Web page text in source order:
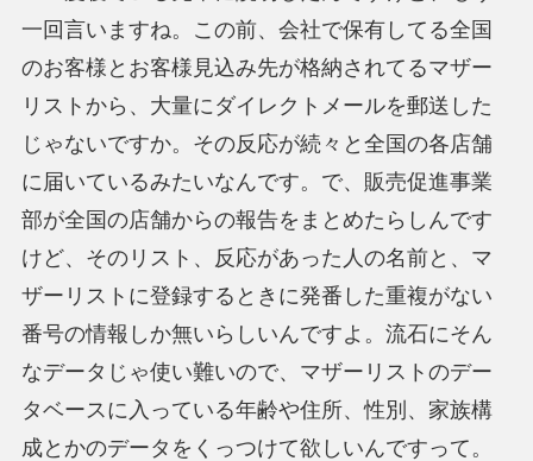
一回言いますね。この前、会社で保有してる全国
のお客様とお客様見込み先が格納されてるマザー
リストから、大量にダイレクトメールを郵送した
じゃないですか。その反応が続々と全国の各店舗
に届いているみたいなんです。で、販売促進事業
部が全国の店舗からの報告をまとめたらしんです
けど、そのリスト、反応があった人の名前と、マ
ザーリストに登録するときに発番した重複がない
番号の情報しか無いらしいんですよ。流石にそん
なデータじゃ使い難いので、マザーリストのデー
タベースに入っている年齢や住所、性別、家族構
成とかのデータをくっつけて欲しいんですって。